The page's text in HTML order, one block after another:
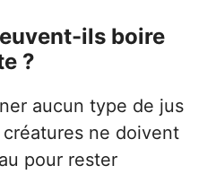
ils boire
?
aucun type de jus
ne doivent
pour rester